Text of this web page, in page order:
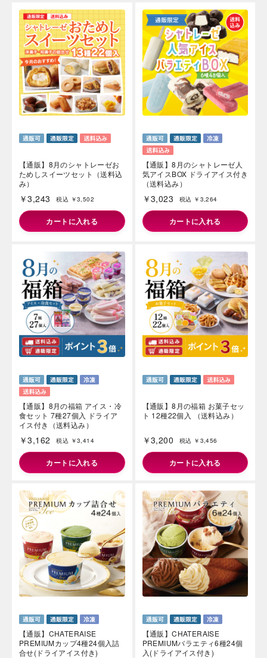
【通販】8月のシャトレーゼお
ためしスイーツセット（送料込
み）
￥3,243 税込 ￥3,502
カートに入れる
【通販】8月のシャトレーゼ人
気アイスBOX ドライアイス付き
（送料込み）
￥3,023 税込 ￥3,264
カートに入れる
【通販】8月の福箱 アイス・冷
食セット 7種27個入 ドライア
イス付き（送料込み）
￥3,162 税込 ￥3,414
カートに入れる
【通販】8月の福箱 お菓子セッ
ト 12種22個入 （送料込み）
￥3,200 税込 ￥3,456
カートに入れる
【通販】CHATERAISE
PREMIUMカップ4種24個入詰
合せ(ドライアイス付き)
【通販】CHATERAISE
PREMIUMバラエティ6種24個
入(ドライアイス付き)